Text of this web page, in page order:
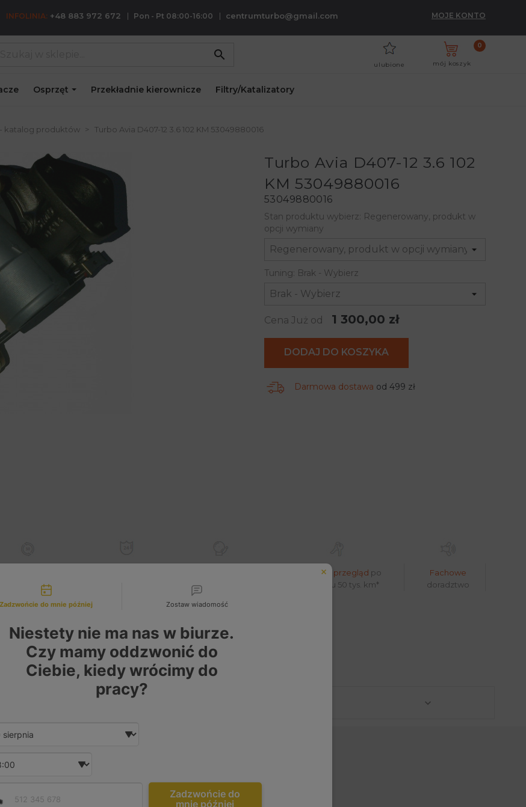
INFOLINIA: +48 883 972 672 Pon - Pt 08:00-16:00 centrumturbo@gmail.com MOJE KONTO
search
mój koszyk
0
ulubione
Osprzęt Przekładnie kierownicze Filtry/Katalizatory
katalog produktów Turbo Avia D407-12 3.6 102 KM 53049880016
Turbo Avia D407-12 3.6 102
KM 53049880016
53049880016
Stan produktu wybierz: Regenerowany, produkt w
opcji wymiany
Tuning: Brak - Wybierz
Cena Już od 1 300,00 zł
DODAJ DO KOSZYKA
Darmowa dostawa od 499 zł
lub wymianę*
zwrotu kaucji*
Bezpłatny przegląd po
pokonaniu 50 tys. km*
Fachowe
doradztwo
- Turbosprężarki - katalog produktów
kontaktu
Zadzwońcie do mnie później Zostaw wiadomość
Niestety nie ma nas w biurze.
Czy mamy oddzwonić do
Ciebie, kiedy wrócimy do
pracy?
Numer telefonu
Podaj poprawny numer telefonu w formacie E164
Zadzwońcie do
mnie później